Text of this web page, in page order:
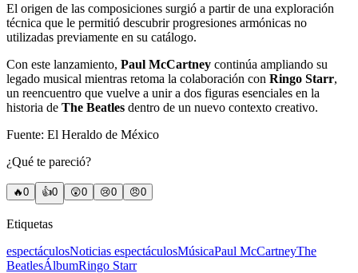
El origen de las composiciones surgió a partir de una exploración
técnica que le permitió descubrir progresiones armónicas no
utilizadas previamente en su catálogo.
Con este lanzamiento, Paul McCartney continúa ampliando su
legado musical mientras retoma la colaboración con Ringo Starr,
un reencuentro que vuelve a unir a dos figuras esenciales en la
historia de The Beatles dentro de un nuevo contexto creativo.
Fuente: El Heraldo de México
¿Qué te pareció?
🔥0 👍0 😲0 😢0 😠0
Etiquetas
espectáculosNoticias espectáculosMúsicaPaul McCartneyThe
BeatlesÁlbumRingo Starr